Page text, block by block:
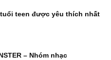
teen được yêu thích nhất
– Nhóm nhạc